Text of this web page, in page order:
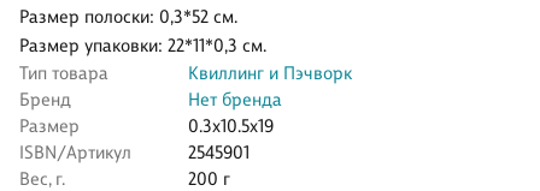
Размер полоски: 0,3*52 см.
Размер упаковки: 22*11*0,3 см.
Тип товара
Квиллинг и Пэчворк
Бренд
Нет бренда
Размер
0.3x10.5x19
ISBN/Артикул
2545901
Вес, г.
200 г